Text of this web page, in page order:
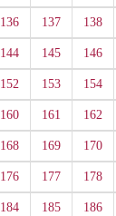
136 137 138
144 145 146
152 153 154
160 161 162
168 169 170
176 177 178
184 185 186